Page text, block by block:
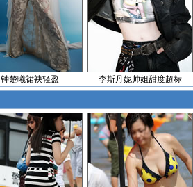
钟楚曦裙袂轻盈 李斯丹妮帅姐甜度超标